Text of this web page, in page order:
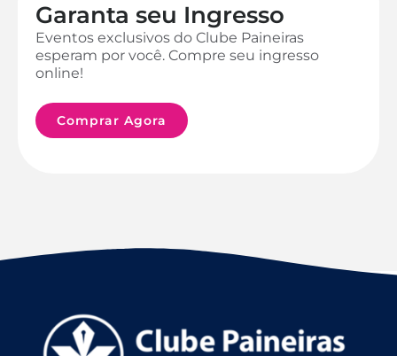
Garanta seu Ingresso
Eventos exclusivos do Clube Paineiras
esperam por você. Compre seu ingresso
online!
Comprar Agora